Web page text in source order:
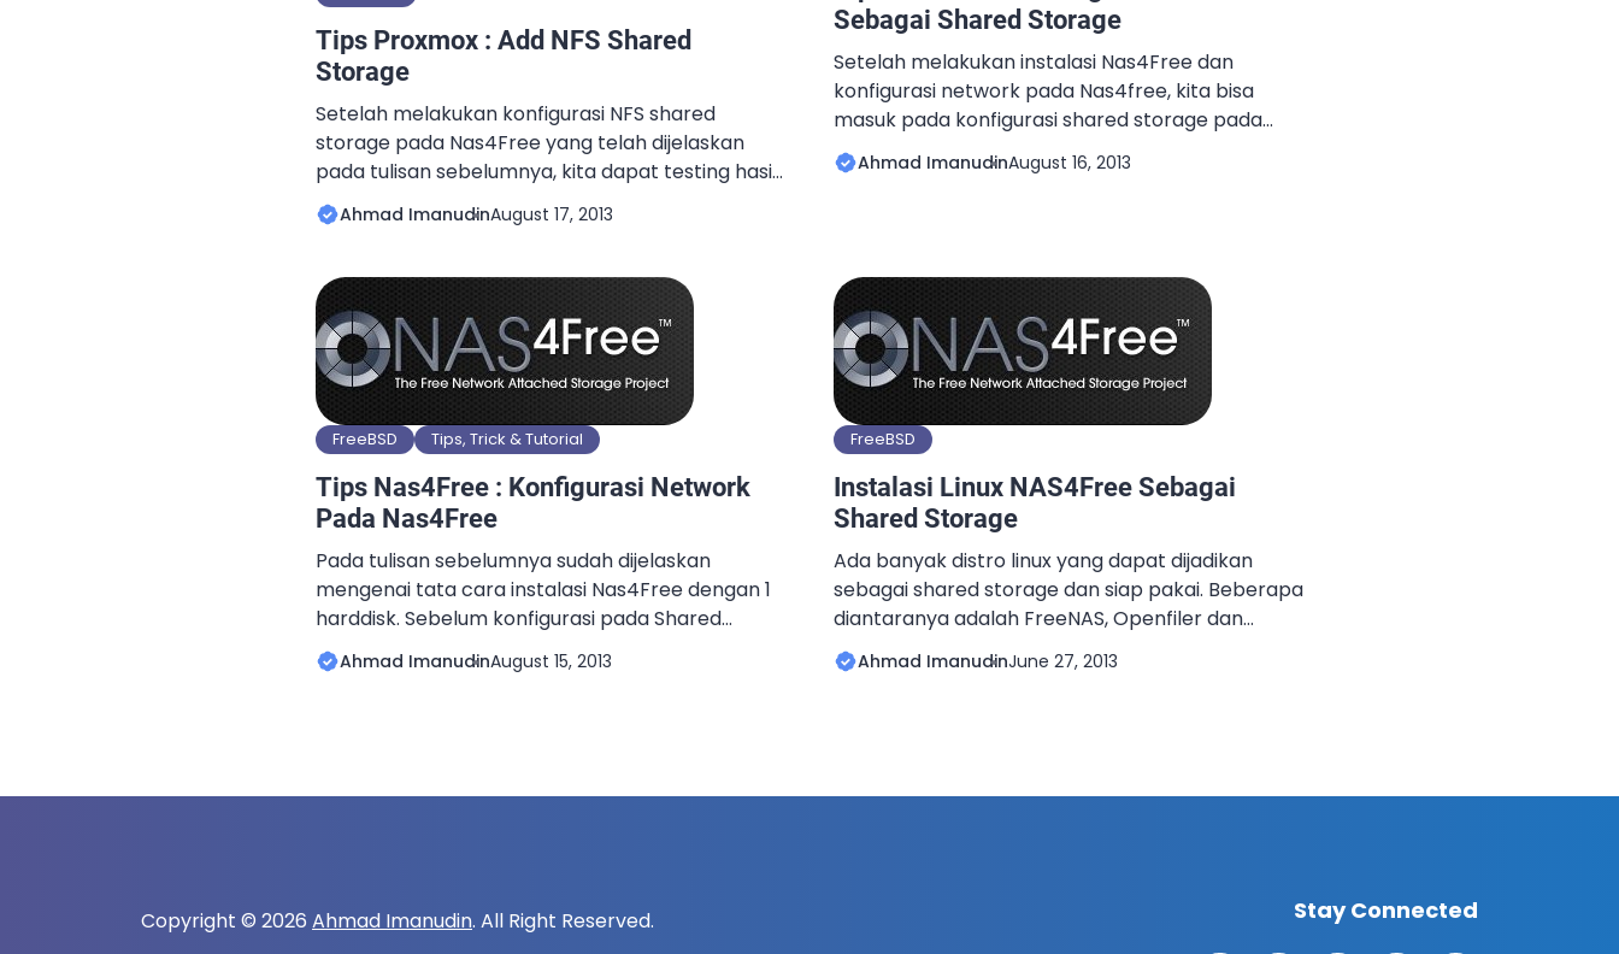
Tips Proxmox : Add NFS Shared
Storage
Setelah melakukan konfigurasi NFS shared
storage pada Nas4Free yang telah dijelaskan
pada tulisan sebelumnya, kita dapat testing hasil
konfigurasi NFS tersebut pada Proxmox. Seperti
yang kita ketahui bahwa Proxmox ini distro linux
Environment dan mendukung beberapa format
storage. Salah satu shared storage yang
didukung adalah NFS. Berikut adalah tahapan
untuk menambahkan […]
Ahmad ImanudinAugust 17, 2013
Sebagai Shared Storage
Setelah melakukan instalasi Nas4Free dan
konfigurasi network pada Nas4free, kita bisa
masuk pada konfigurasi shared storage pada
Nas4Free. Mengingat Nas4Free ini merupakan
distro khusus yang dapat digunakan sebagai
File System). Konfigurasi NFS pada Nas4Free
sedikit […]
Ahmad ImanudinAugust 16, 2013
FreeBSD Tips, Trick & Tutorial
Tips Nas4Free : Konfigurasi Network
Pada Nas4Free
Pada tulisan sebelumnya sudah dijelaskan
mengenai tata cara instalasi Nas4Free dengan 1
harddisk. Sebelum konfigurasi pada Shared
storage seperti NFS/iSCSI kita harus sesuaikan
terlebih dahulu konfigurasi network-nya. By
jaringan, namun segmen IP pada jaringan saya
Ahmad ImanudinAugust 15, 2013
FreeBSD
Instalasi Linux NAS4Free Sebagai
Shared Storage
Ada banyak distro linux yang dapat dijadikan
sebagai shared storage dan siap pakai. Beberapa
diantaranya adalah FreeNAS, Openfiler dan
NAS4Free. Untuk Openfiler sendiri berbasiskan
Linux CentOS sedangkan FreeNAS dan NAS4Free
yang relatif kecil, stabil dan konfigurasi yang […]
Ahmad ImanudinJune 27, 2013
Copyright © 2026 Ahmad Imanudin. All Right Reserved. Stay Connected